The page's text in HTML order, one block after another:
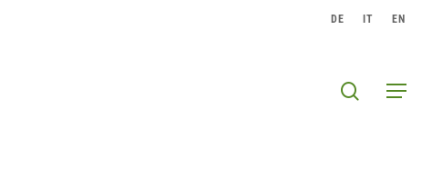
DE IT EN
Menu
search